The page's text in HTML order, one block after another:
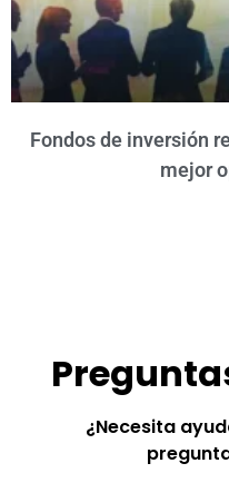
Fondos de inversión
mejor
¿Necesita